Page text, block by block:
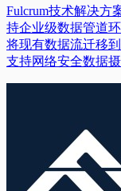
Fulcrum技术解决方
持企业级数据管道
将现有数据流迁移
支持网络安全数据摄